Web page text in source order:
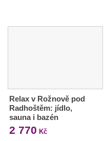
Relax v Rožnově pod
Radhoštěm: jídlo,
sauna i bazén
2 770 Kč